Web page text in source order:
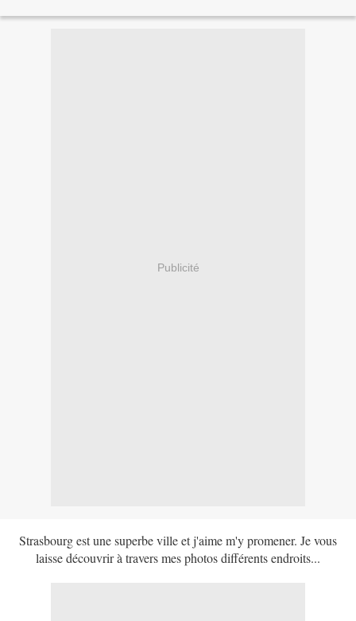
Publicité
Strasbourg est une superbe ville et j'aime m'y promener. Je vous
laisse découvrir à travers mes photos différents endroits...